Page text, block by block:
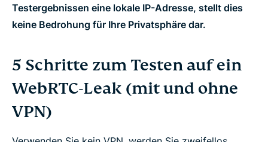
Testergebnissen eine lokale IP-Adresse, stellt dies
keine Bedrohung für Ihre Privatsphäre dar.
5 Schritte zum Testen auf ein
WebRTC-Leak (mit und ohne
VPN)